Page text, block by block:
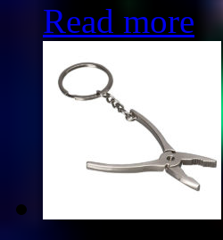
Read more